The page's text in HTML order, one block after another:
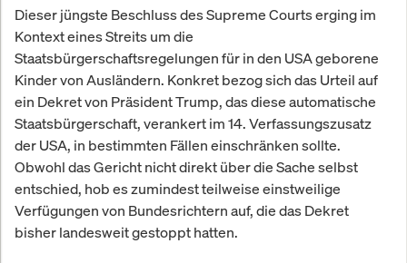
Dieser jüngste Beschluss des Supreme Courts erging im
Kontext eines Streits um die
Staatsbürgerschaftsregelungen für in den USA geborene
Kinder von Ausländern. Konkret bezog sich das Urteil auf
ein Dekret von Präsident Trump, das diese automatische
Staatsbürgerschaft, verankert im 14. Verfassungszusatz
der USA, in bestimmten Fällen einschränken sollte.
Obwohl das Gericht nicht direkt über die Sache selbst
entschied, hob es zumindest teilweise einstweilige
Verfügungen von Bundesrichtern auf, die das Dekret
bisher landesweit gestoppt hatten.